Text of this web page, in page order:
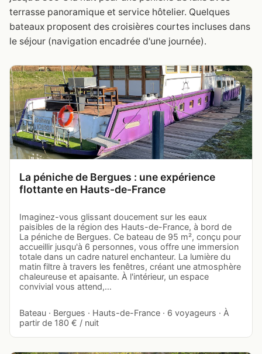
terrasse panoramique et service hôtelier. Quelques
bateaux proposent des croisières courtes incluses dans
le séjour (navigation encadrée d'une journée).
La péniche de Bergues : une expérience
flottante en Hauts-de-France
Imaginez-vous glissant doucement sur les eaux
paisibles de la région des Hauts-de-France, à bord de
La péniche de Bergues. Ce bateau de 95 m², conçu pour
accueillir jusqu'à 6 personnes, vous offre une immersion
totale dans un cadre naturel enchanteur. La lumière du
matin filtre à travers les fenêtres, créant une atmosphère
chaleureuse et apaisante. À l'intérieur, un espace
convivial vous attend,…
Bateau · Bergues · Hauts-de-France · 6 voyageurs · À
partir de 180 € / nuit